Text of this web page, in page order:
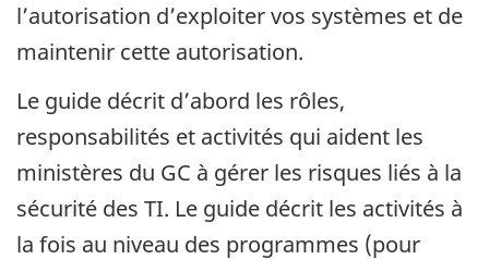
l’autorisation d’exploiter vos systèmes et de
maintenir cette autorisation.
Le guide décrit d’abord les rôles,
responsabilités et activités qui aident les
ministères du GC à gérer les risques liés à la
sécurité des TI. Le guide décrit les activités à
la fois au niveau des programmes (pour